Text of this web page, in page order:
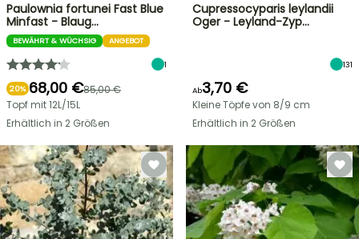
Paulownia fortunei Fast Blue
Minfast - Blaug…
BEWÄHRT & WÜCHSIG ANGEBOT
1
20% 68,00 €85,00 €
Topf mit 12L/15L
Erhältlich in 2 Größen
Cupressocyparis leylandii
Oger - Leyland-Zyp…
131
Ab3,70 €
Kleine Töpfe von 8/9 cm
Erhältlich in 2 Größen